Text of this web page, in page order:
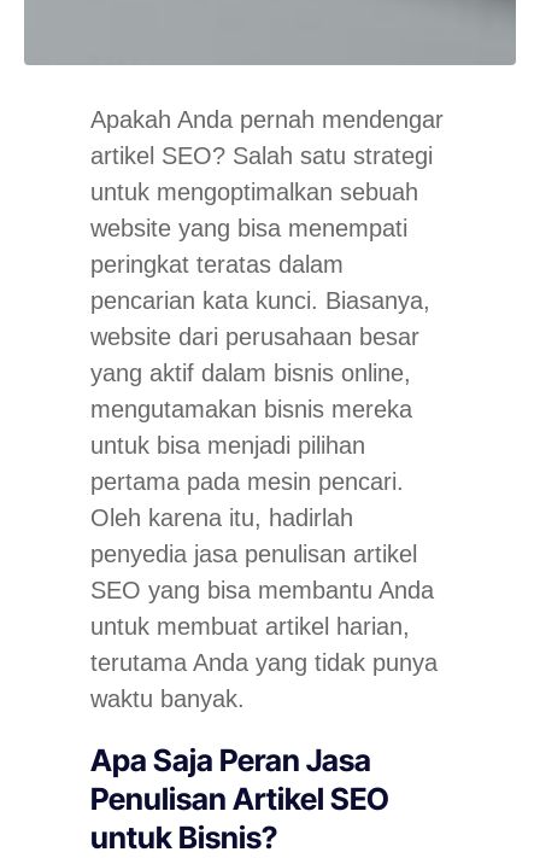
Apakah Anda pernah mendengar
artikel SEO? Salah satu strategi
untuk mengoptimalkan sebuah
website yang bisa menempati
peringkat teratas dalam
pencarian kata kunci. Biasanya,
website dari perusahaan besar
yang aktif dalam bisnis online,
mengutamakan bisnis mereka
untuk bisa menjadi pilihan
pertama pada mesin pencari.
Oleh karena itu, hadirlah
penyedia jasa penulisan artikel
SEO yang bisa membantu Anda
untuk membuat artikel harian,
terutama Anda yang tidak punya
waktu banyak.
Apa Saja Peran Jasa
Penulisan Artikel SEO
untuk Bisnis?